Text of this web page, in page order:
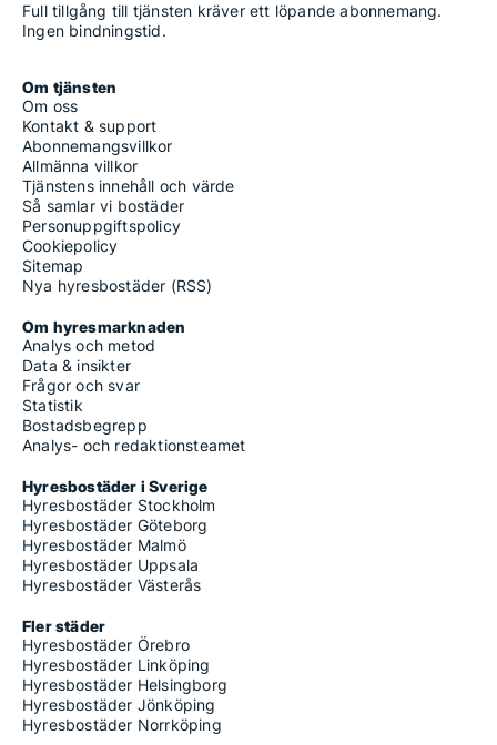
Full tillgång till tjänsten kräver ett löpande abonnemang.
Ingen bindningstid.
Om tjänsten
Om oss
Kontakt & support
Abonnemangsvillkor
Allmänna villkor
Tjänstens innehåll och värde
Så samlar vi bostäder
Personuppgiftspolicy
Cookiepolicy
Sitemap
Nya hyresbostäder (RSS)
Om hyresmarknaden
Analys och metod
Data & insikter
Frågor och svar
Statistik
Bostadsbegrepp
Analys- och redaktionsteamet
Hyresbostäder i Sverige
Hyresbostäder Stockholm
Hyresbostäder Göteborg
Hyresbostäder Malmö
Hyresbostäder Uppsala
Hyresbostäder Västerås
Fler städer
Hyresbostäder Örebro
Hyresbostäder Linköping
Hyresbostäder Helsingborg
Hyresbostäder Jönköping
Hyresbostäder Norrköping